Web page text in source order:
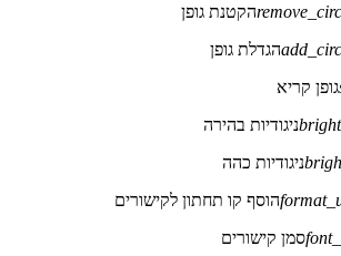
הקטנת גופן
הגדלת גופן
גופן קריא
ניגודיות בהירה
ניגודיות כהה
הוסף קו תחתון לקישורים
סמן קישורים